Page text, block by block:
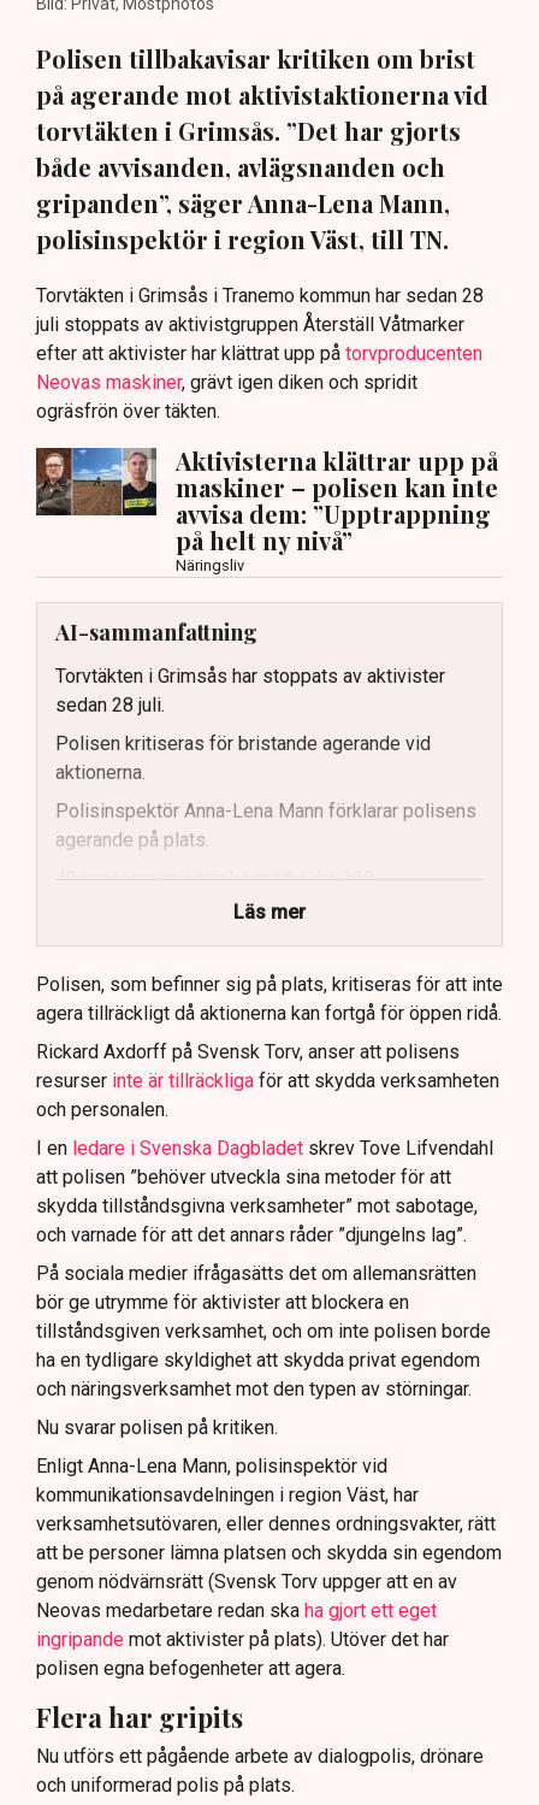
Bild: Privat, Mostphotos
Polisen tillbakavisar kritiken om brist
på agerande mot aktivistaktionerna vid
torvtäkten i Grimsås. ”Det har gjorts
både avvisanden, avlägsnanden och
gripanden”, säger Anna-Lena Mann,
polisinspektör i region Väst, till TN.
Torvtäkten i Grimsås i Tranemo kommun har sedan 28
juli stoppats av aktivistgruppen Återställ Våtmarker
efter att aktivister har klättrat upp på torvproducenten
Neovas maskiner, grävt igen diken och spridit
ogräsfrön över täkten.
Aktivisterna klättrar upp på
maskiner – polisen kan inte
avvisa dem: ”Upptrappning
på helt ny nivå”
Näringsliv
AI-sammanfattning
Torvtäkten i Grimsås har stoppats av aktivister
sedan 28 juli.
Polisen kritiseras för bristande agerande vid
aktionerna.
Polisinspektör Anna-Lena Mann förklarar polisens
agerande på plats.
40 personer misstänks med cirka 120
brottsmisstankar kopplade.
Polisen använder drönare och uniformerad polis
för att dokumentera bevis.
Samtidigt är polisarbetet komplext när det gäller
att navigera juridiska rättigheter och gränser.
Läs mer
Polisen, som befinner sig på plats, kritiseras för att inte
agera tillräckligt då aktionerna kan fortgå för öppen ridå.
Rickard Axdorff på Svensk Torv, anser att polisens
resurser inte är tillräckliga för att skydda verksamheten
och personalen.
I en ledare i Svenska Dagbladet skrev Tove Lifvendahl
att polisen ”behöver utveckla sina metoder för att
skydda tillståndsgivna verksamheter” mot sabotage,
och varnade för att det annars råder ”djungelns lag”.
På sociala medier ifrågasätts det om allemansrätten
bör ge utrymme för aktivister att blockera en
tillståndsgiven verksamhet, och om inte polisen borde
ha en tydligare skyldighet att skydda privat egendom
och näringsverksamhet mot den typen av störningar.
Nu svarar polisen på kritiken.
Enligt Anna-Lena Mann, polisinspektör vid
kommunikationsavdelningen i region Väst, har
verksamhetsutövaren, eller dennes ordningsvakter, rätt
att be personer lämna platsen och skydda sin egendom
genom nödvärnsrätt (Svensk Torv uppger att en av
Neovas medarbetare redan ska ha gjort ett eget
ingripande mot aktivister på plats). Utöver det har
polisen egna befogenheter att agera.
Flera har gripits
Nu utförs ett pågående arbete av dialogpolis, drönare
och uniformerad polis på plats.